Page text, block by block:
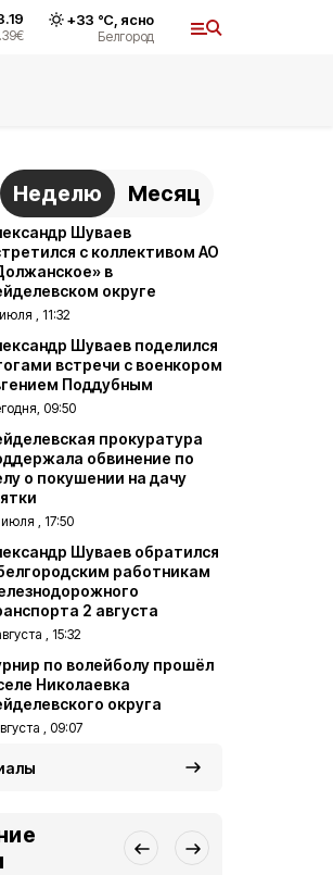
€
+33 °С, ясно
Белгород
Неделю Месяц
Шуваев
с коллективом АО
в
округе
, 11:32
Шуваев поделился
встречи с военкором
Поддубным
09:50
прокуратура
обвинение по
о покушении на дачу
, 17:50
Шуваев обратился
работникам
2 августа
, 15:32
по волейболу прошёл
Николаевка
округа
, 09:07